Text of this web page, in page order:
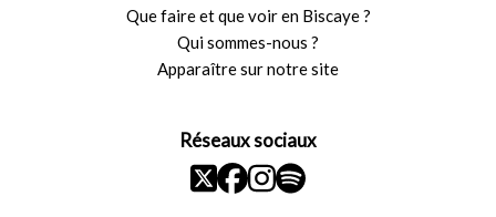
Que faire et que voir en Biscaye ?
Qui sommes-nous ?
Apparaître sur notre site
Réseaux sociaux